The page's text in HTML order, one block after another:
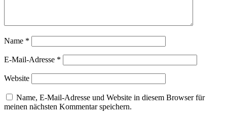
Name *
E-Mail-Adresse *
Website
Name, E-Mail-Adresse und Website in diesem Browser für
meinen nächsten Kommentar speichern.